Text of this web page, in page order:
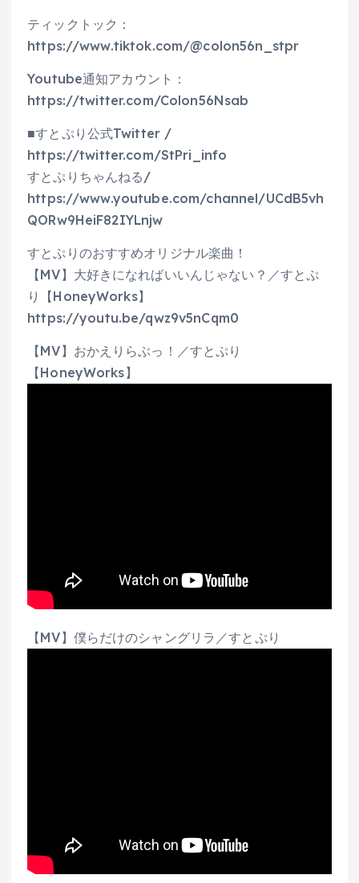
ティックトック：
https://www.tiktok.com/@colon56n_stpr
Youtube通知アカウント：
https://twitter.com/Colon56Nsab
■すとぷり公式Twitter /
https://twitter.com/StPri_info
すとぷりちゃんねる/
https://www.youtube.com/channel/UCdB5vh
QORw9HeiF82IYLnjw
すとぷりのおすすめオリジナル楽曲！
【MV】大好きになればいいんじゃない？／すとぷ
り【HoneyWorks】
https://youtu.be/qwz9v5nCqm0
【MV】おかえりらぶっ！／すとぷり
【HoneyWorks】
【MV】僕らだけのシャングリラ／すとぷり